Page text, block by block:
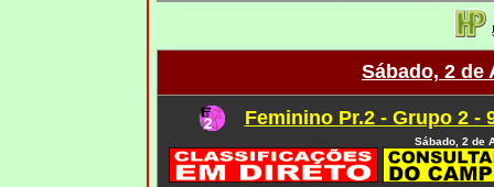
Sábado, 2 de
Feminino Pr.2 - Grupo 2 -
Sábado, 2 de